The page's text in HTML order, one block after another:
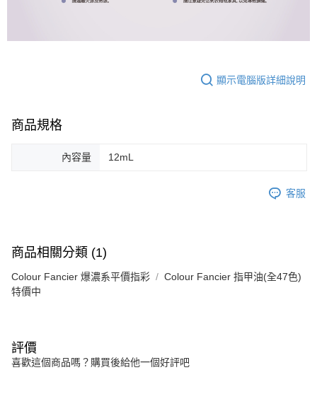
顯示電腦版詳細說明
商品規格
內容量 12mL
客服
商品相關分類 (1)
Colour Fancier 爆濃系平價指彩
Colour Fancier 指甲油(全47色)
特價中
評價
喜歡這個商品嗎？購買後給他一個好評吧